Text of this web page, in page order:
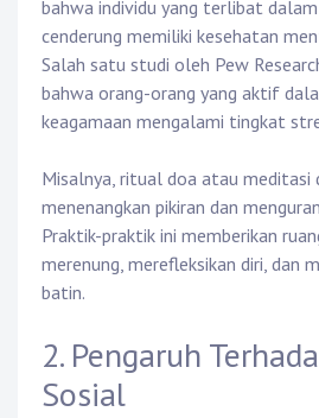
bahwa individu yang terlibat
cenderung memiliki kesehatan
Salah satu studi oleh Pew
bahwa orang-orang yang aktif
keagamaan mengalami tingkat
Misalnya, ritual doa atau meditasi
menenangkan pikiran dan
Praktik-praktik ini memberikan
merenung, merefleksikan diri, dan
batin.
2. Pengaruh
Sosial